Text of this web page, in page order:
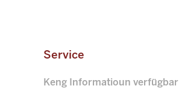
Service
Keng Informatioun verfügbar